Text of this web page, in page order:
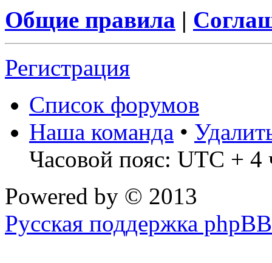
Общие правила |
Регистрация
Список форумов
Наша команда •
Часовой пояс: UTC + 4
Powered by © 2013
Русская поддержка phpBB